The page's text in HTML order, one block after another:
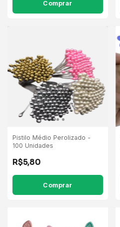
Comprar
Pistilo Médio Perolizado -
100 Unidades
R$5,80
Comprar